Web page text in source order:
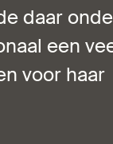
daar
een
voor haar